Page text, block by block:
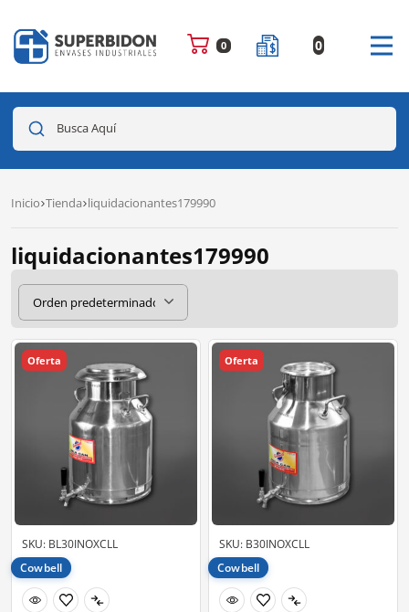
0 0
Busca Aquí
Inicio Tienda liquidacionantes179990
liquidacionantes179990
Oferta
SKU: BL30INOXCLL
Cowbell
Oferta
SKU: B30INOXCLL
Cowbell